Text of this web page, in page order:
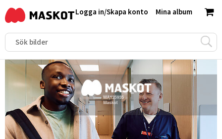
Mina album
Logga in/Skapa konto